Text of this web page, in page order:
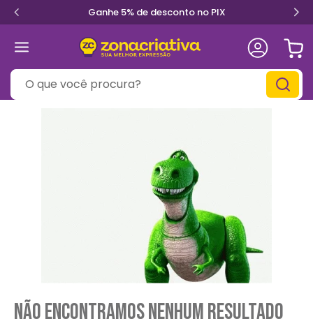
Ganhe 5% de desconto no PIX
O que você procura?
Não encontramos nenhum resultado